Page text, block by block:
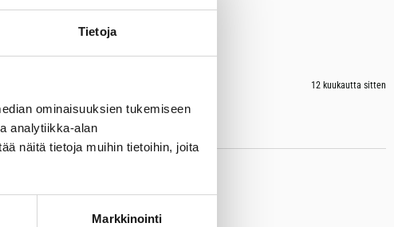
Tietoja
ominaisuuksien tukemiseen
analytiikka-alan
näitä tietoja muihin tietoihin, joita
Markkinointi
12 kuukautta sitten